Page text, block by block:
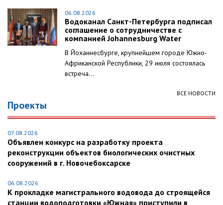
06.08.2026
Водоканал Санкт-Петербурга подписал
соглашение о сотрудничестве с
компанией Johannesburg Water
В Йоханнесбурге, крупнейшем городе Южно-
Африканской Республики, 29 июля состоялась
встреча...
ВСЕ НОВОСТИ
Проекты
07.08.2026
Объявлен конкурс на разработку проекта
реконструкции объектов биологических очистных
сооружений в г. Новочебоксарске
06.08.2026
К прокладке магистрального водовода до строящейся
станции водоподготовки «Южная» приступили в